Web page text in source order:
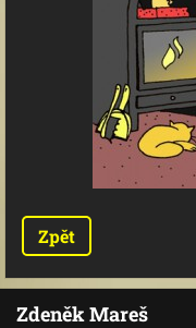
Zpět
Zdeněk Mareš